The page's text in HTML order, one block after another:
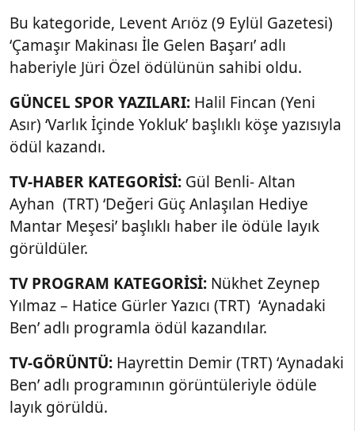
Bu kategoride, Levent Arıöz (9 Eylül Gazetesi)
‘Çamaşır Makinası İle Gelen Başarı’ adlı
haberiyle Jüri Özel ödülünün sahibi oldu.
GÜNCEL SPOR YAZILARI: Halil Fincan (Yeni
Asır) ‘Varlık İçinde Yokluk’ başlıklı köşe yazısıyla
ödül kazandı.
TV-HABER KATEGORİSİ: Gül Benli- Altan
Ayhan (TRT) ‘Değeri Güç Anlaşılan Hediye
Mantar Meşesi’ başlıklı haber ile ödüle layık
görüldüler.
TV PROGRAM KATEGORİSİ: Nükhet Zeynep
Yılmaz – Hatice Gürler Yazıcı (TRT) ‘Aynadaki
Ben’ adlı programla ödül kazandılar.
TV-GÖRÜNTÜ: Hayrettin Demir (TRT) ‘Aynadaki
Ben’ adlı programının görüntüleriyle ödüle
layık görüldü.